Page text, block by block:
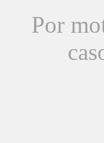
Por